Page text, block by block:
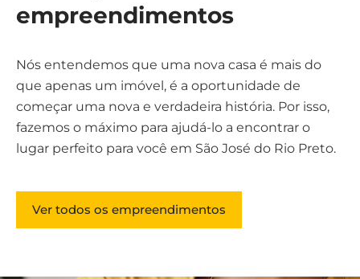
empreendimentos
Nós entendemos que uma nova casa é mais do
que apenas um imóvel, é a oportunidade de
começar uma nova e verdadeira história. Por isso,
fazemos o máximo para ajudá-lo a encontrar o
lugar perfeito para você em São José do Rio Preto.
Ver todos os empreendimentos